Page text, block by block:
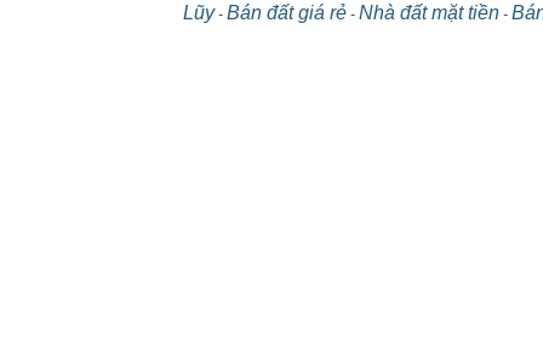
Lũy- Bán đất giá rẻ- Nhà đất mặt tiền-